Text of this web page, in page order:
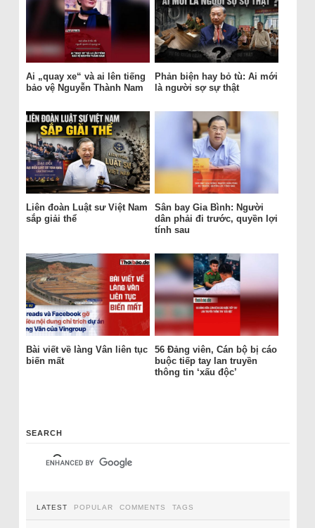
Ai „quay xe“ và ai lên tiếng
bảo vệ Nguyễn Thành Nam
Phản biện hay bỏ tù: Ai mới
là người sợ sự thật
Liên đoàn Luật sư Việt Nam
sắp giải thể
Sân bay Gia Bình: Người
dân phải đi trước, quyền lợi
tính sau
Bài viết về làng Vân liên tục
biến mất
56 Đảng viên, Cán bộ bị cáo
buộc tiếp tay lan truyền
thông tin ‘xấu độc’
SEARCH
LATEST POPULAR COMMENTS TAGS